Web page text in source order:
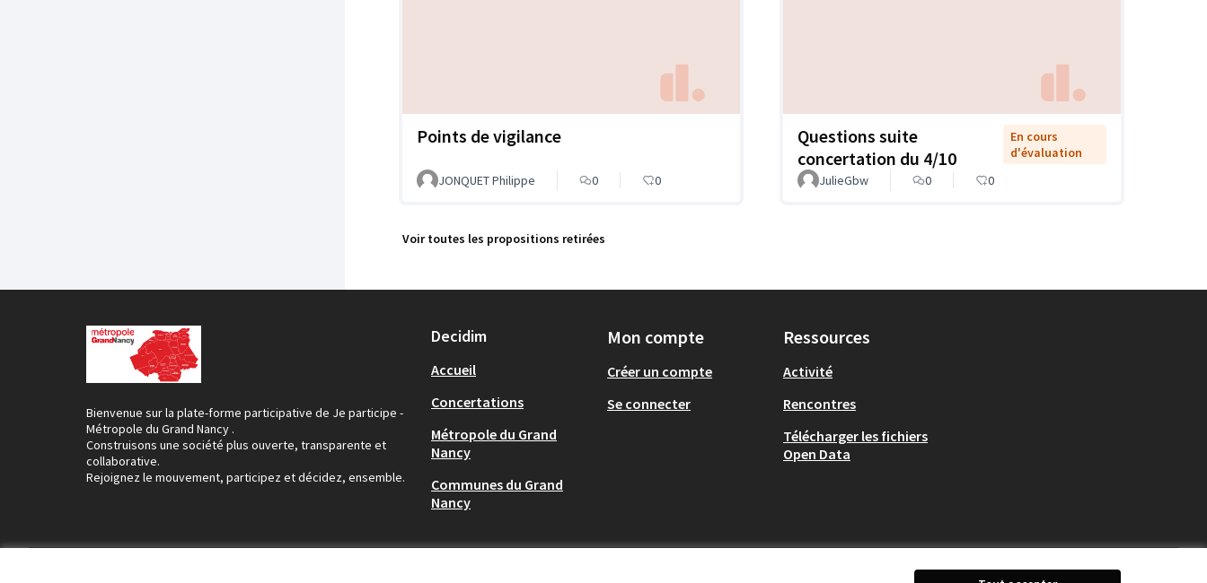
Points de vigilance
JONQUET Philippe 0 0
Questions suite
concertation du 4/10
En cours
d'évaluation
JulieGbw
0 0
Voir toutes les propositions retirées
Bienvenue sur la plate-forme participative de Je participe -
Métropole du Grand Nancy .
Construisons une société plus ouverte, transparente et
collaborative.
Rejoignez le mouvement, participez et décidez, ensemble.
Decidim
Accueil
Concertations
Métropole du Grand
Nancy
Communes du Grand
Nancy
Mon compte
Créer un compte
Se connecter
Ressources
Activité
Rencontres
Télécharger les fichiers
Open Data